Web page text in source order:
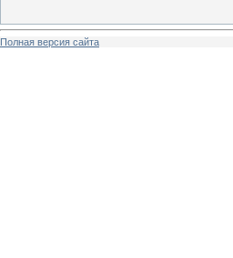
Полная версия сайта